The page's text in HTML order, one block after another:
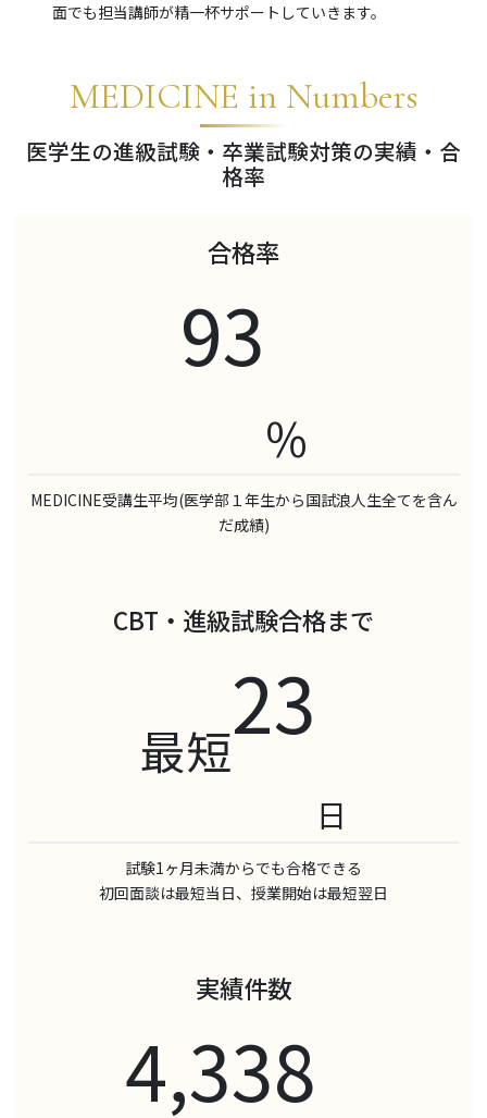
面でも担当講師が精一杯サポートしていきます。
MEDICINE in Numbers
医学生の進級試験・卒業試験対策の実績・合
格率
合格率
93
%
MEDICINE受講生平均(医学部１年生から国試浪人生全てを含ん
だ成績)
CBT・進級試験合格まで
最短23
日
試験1ヶ月未満からでも合格できる
初回面談は最短当日、授業開始は最短翌日
実績件数
4,338